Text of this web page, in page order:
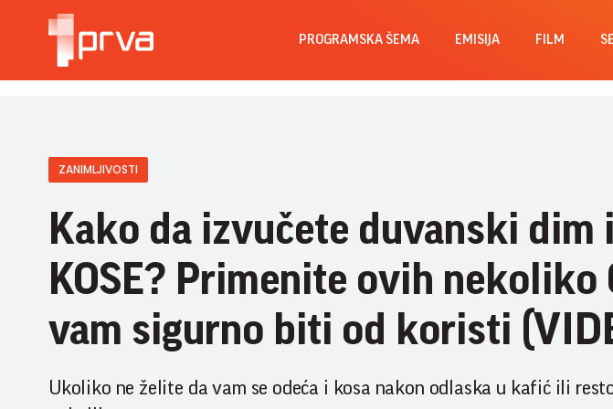
PROGRAMSKA ŠEMA EMISIJA FILM
ZANIMLJIVOSTI
Kako da izvučete duvanski dim
KOSE? Primenite ovih nekoliko
vam sigurno biti od koristi
Ukoliko ne želite da vam se odeća i kosa nakon odlaska u kafić ili